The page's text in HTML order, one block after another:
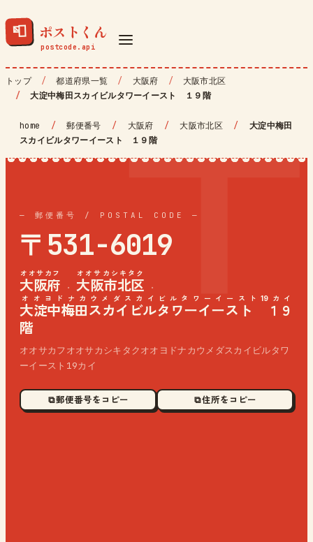
📮 ポストくん
トップ 都道府県一覧 大阪府
大阪市北区
大淀中梅田スカイビルタワーイースト １９階
home / 郵便番号 / 大阪府 / 大阪市北区 /
大淀中梅田
スカイビルタワーイースト １９階
— 郵便番号 / POSTAL CODE —
〒531-6019
大阪府
オオサカフ
· 大阪市北区
オオサカシキタク
·
大淀中梅田スカイビルタワーイースト １９
階
オオヨドナカウメダスカイビルタワーイースト19カイ
オオサカフオオサカシキタクオオヨドナカウメダスカイビルタワ
ーイースト19カイ
⧉ 郵便番号をコピー ⧉ 住所をコピー